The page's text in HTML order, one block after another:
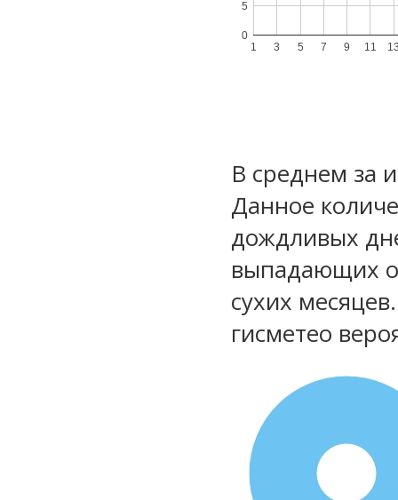
1 3 5 7 9 11
0
5
В среднем за
Данное
дождливых
выпадающих
сухих
гисметео